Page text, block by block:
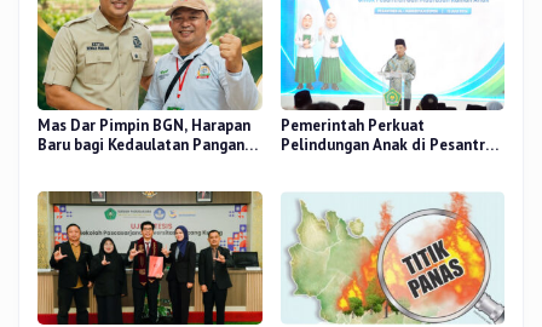
Mas Dar Pimpin BGN, Harapan
Baru bagi Kedaulatan Pangan
Pemerintah Perkuat
Pelindungan Anak di Pesantren